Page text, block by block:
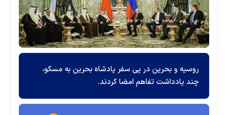
روسیه و بحرین در پی سفر پادشاه بحرین به مسکو،
چند یادداشت تفاهم امضا کردند.